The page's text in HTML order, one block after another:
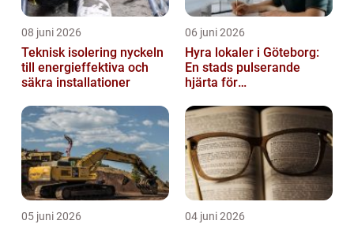
08 juni 2026
Teknisk isolering nyckeln
till energieffektiva och
säkra installationer
06 juni 2026
Hyra lokaler i Göteborg:
En stads pulserande
hjärta för
05 juni 2026 04 juni 2026